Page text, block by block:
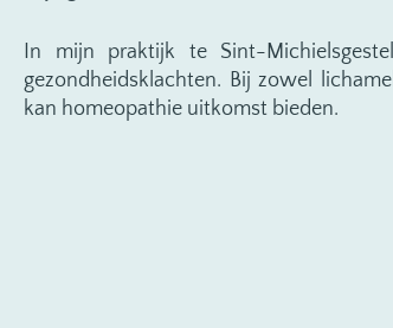
In mijn praktijk te Sint-
gezondheidsklachten. Bij zowel
kan homeopathie uitkomst bieden.